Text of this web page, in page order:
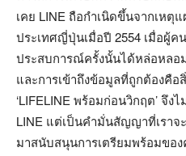
เคย LINE ถือกำเนิดขึ้นจากเห
ประเทศญี่ปุ่นเมื่อปี 2554 เมื่อผู้
ประสบการณ์ครั้งนั้นได้หล่อหลอ
และการเข้าถึงข้อมูลที่ถูกต้องคื
‘LIFELINE พร้อมก่อนวิกฤต’ จึง
LINE แต่เป็นคำมั่นสัญญาที่เรา
มาสนับสนุนการเตรียมพร้อมขอ